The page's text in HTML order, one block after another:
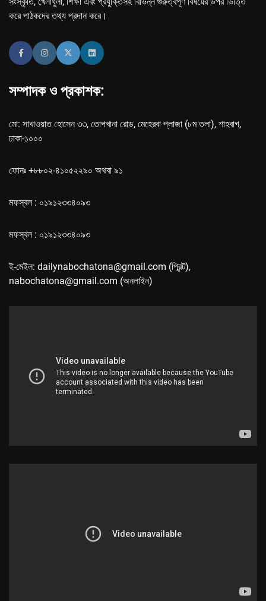
করে পাঠকদের তথ্য প্রদান করে।
সম্পাদক ও প্রকাশক:
মো: সাখাওয়াত হোসেন ৩৩, তোপখানা রোড, মেহেরবা প্লাজা (৮ম তলা), শাহবাগ,
ঢাকা-১০০০
ফোনঃ +৮৮০২-৪১০৫২২৯০ অথবা ৯১
মফস্বল : ০১৯১২৩৩৪০৯৩
মফস্বল : ০১৯১২৩৩৪০৯৩
ই-মেইল: dailynabochatona@gmail.com (প্রিন্ট),
nabochatona@gmail.com (অনলাইন)